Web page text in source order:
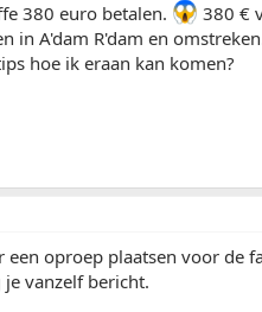
380 euro betalen.
380 €
in A'dam R'dam en
hoe ik eraan kan komen?
oproep plaatsen voor de
vanzelf bericht.